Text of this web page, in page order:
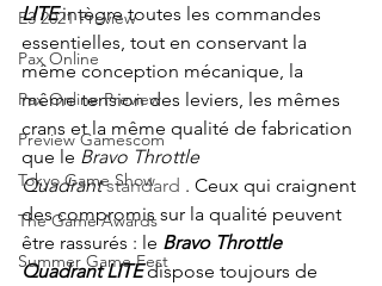
E3 2021 Preview
Pax Online
Pax Online Preview
Preview Gamescom
Tokyo Game Show
The Game Awards
Summer Game Fest
LITE intègre toutes les commandes
essentielles, tout en conservant la
même conception mécanique, la
même tension des leviers, les mêmes
crans et la même qualité de fabrication
que le Bravo Throttle
Quadrant standard . Ceux qui craignent
des compromis sur la qualité peuvent
être rassurés : le Bravo Throttle
Quadrant LITE dispose toujours de